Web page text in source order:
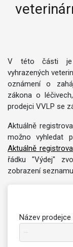
V této části je
vyhrazených
oznámení o
zákona o
prodejci VVLP se
Aktuálně
možno vyhledat
Aktuálně
řádku "Výdej"
zobrazení
Název prodejce
--